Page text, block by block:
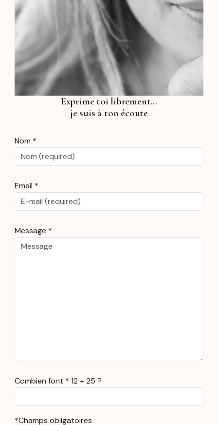
Exprime toi librement…
je suis à ton écoute
Nom *
Email *
Message *
Combien font * 12 + 25 ?
*Champs obligatoires